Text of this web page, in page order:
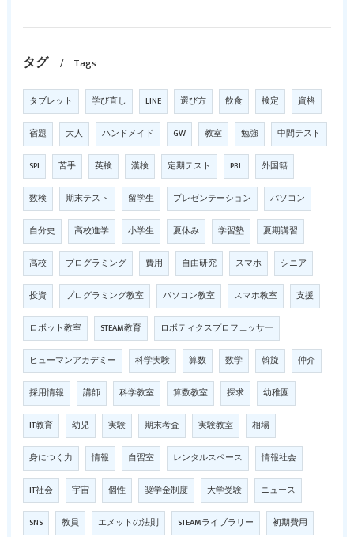
タグ Tags
タブレット 学び直し LINE 選び方 飲食 検定 資格
宿題 大人 ハンドメイド GW 教室 勉強 中間テスト
SPI 苦手 英検 漢検 定期テスト PBL 外国籍
数検 期末テスト 留学生 プレゼンテーション パソコン
自分史 高校進学 小学生 夏休み 学習塾 夏期講習
高校 プログラミング 費用 自由研究 スマホ シニア
投資 プログラミング教室 パソコン教室 スマホ教室 支援
ロボット教室 STEAM教育 ロボティクスプロフェッサー
ヒューマンアカデミー 科学実験 算数 数学 斡旋 仲介
採用情報 講師 科学教室 算数教室 探求 幼稚園
IT教育 幼児 実験 期末考査 実験教室 相場
身につく力 情報 自習室 レンタルスペース 情報社会
IT社会 宇宙 個性 奨学金制度 大学受験 ニュース
SNS 教員 エメットの法則 STEAMライブラリー 初期費用